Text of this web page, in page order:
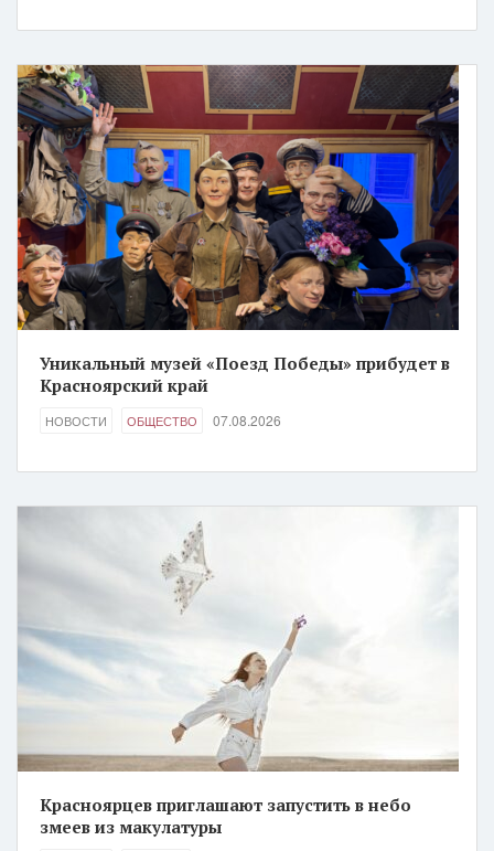
Уникальный музей «Поезд Победы» прибудет в
Красноярский край
НОВОСТИ ОБЩЕСТВО 07.08.2026
Красноярцев приглашают запустить в небо
змеев из макулатуры